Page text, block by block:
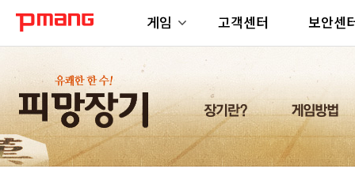
게임 고객센터 보안센